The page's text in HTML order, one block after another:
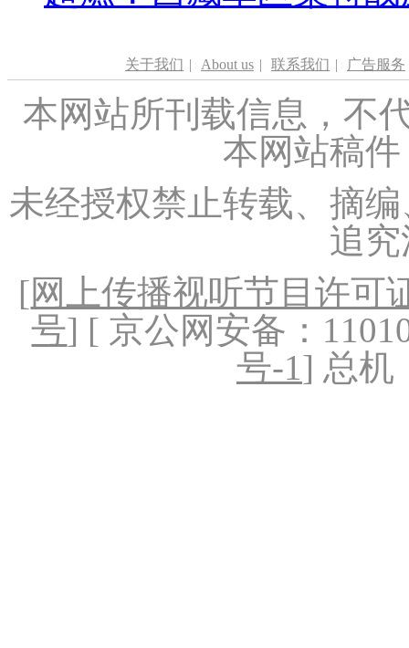
关于我们 | About us | 联系我们 | 广告服务
本网站所刊载信息，不
本网站稿
未经授权禁止转载、摘
追
[网上传播视听节目许可
号] [ 京公网安备：
号-1] 总机